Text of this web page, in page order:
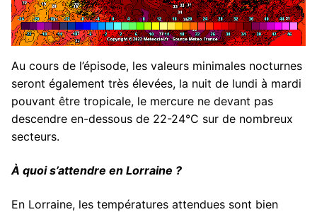
Au cours de l’épisode, les valeurs minimales nocturnes
seront également très élevées, la nuit de lundi à mardi
pouvant être tropicale, le mercure ne devant pas
descendre en-dessous de 22-24°C sur de nombreux
secteurs.
À quoi s’attendre en Lorraine ?
En Lorraine, les températures attendues sont bien